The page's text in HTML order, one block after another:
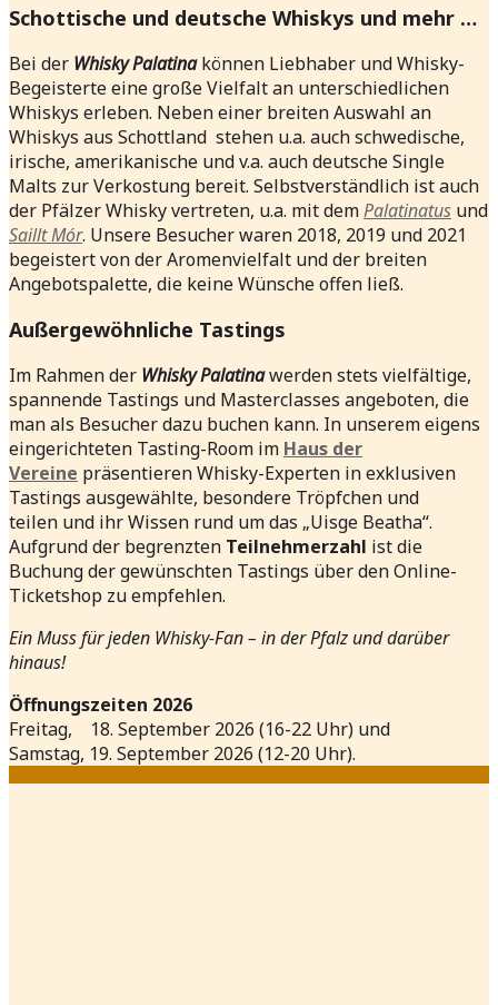
Schottische und deutsche Whiskys und mehr …
Bei der Whisky Palatinakönnen Liebhaber und Whisky-
Begeisterte eine große Vielfalt an unterschiedlichen
Whiskys erleben. Neben einer breiten Auswahl an
Whiskys aus Schottland stehen u.a. auch schwedische,
irische, amerikanische und v.a. auch deutsche Single
Malts zur Verkostung bereit. Selbstverständlich ist auch
der Pfälzer Whisky vertreten, u.a. mit demPalatinatus und
Saillt Mór. Unsere Besucher waren 2018, 2019 und 2021
begeistert von der Aromenvielfalt und der breiten
Angebotspalette, die keine Wünsche offen ließ.
Außergewöhnliche Tastings
Im Rahmen der Whisky Palatinawerden stets vielfältige,
spannende Tastings und Masterclasses angeboten, die
man als Besucher dazu buchen kann. In unserem eigens
eingerichteten Tasting-Room im Haus der
Vereine präsentieren Whisky-Experten in exklusiven
Tastings ausgewählte, besondere Tröpfchen und
teilen und ihr Wissen rund um das „Uisge Beatha“.
Aufgrund der begrenzten Teilnehmerzahl ist die
Buchung der gewünschten Tastings über den Online-
Ticketshop zu empfehlen.
Ein Muss für jeden Whisky-Fan – in der Pfalz und darüber
hinaus!
Öffnungszeiten 2026
Freitag, 18. September 2026 (16-22 Uhr) und
Samstag, 19. September 2026 (12-20 Uhr).